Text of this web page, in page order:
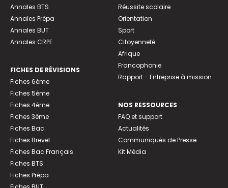
Annales BTS
Annales Prépa
Annales BUT
Annales CRPE
FICHES DE RÉVISIONS
Fiches 6ème
Fiches 5ème
Fiches 4ème
Fiches 3ème
Fiches Bac
Fiches Brevet
Fiches Bac Français
Fiches BTS
Fiches Prépa
Réussite scolaire
Orientation
Sport
Citoyenneté
Afrique
Francophonie
Rapport - Entreprise à mission
NOS RESSOURCES
FAQ et support
Actualités
Communiqués de Presse
Kit Média